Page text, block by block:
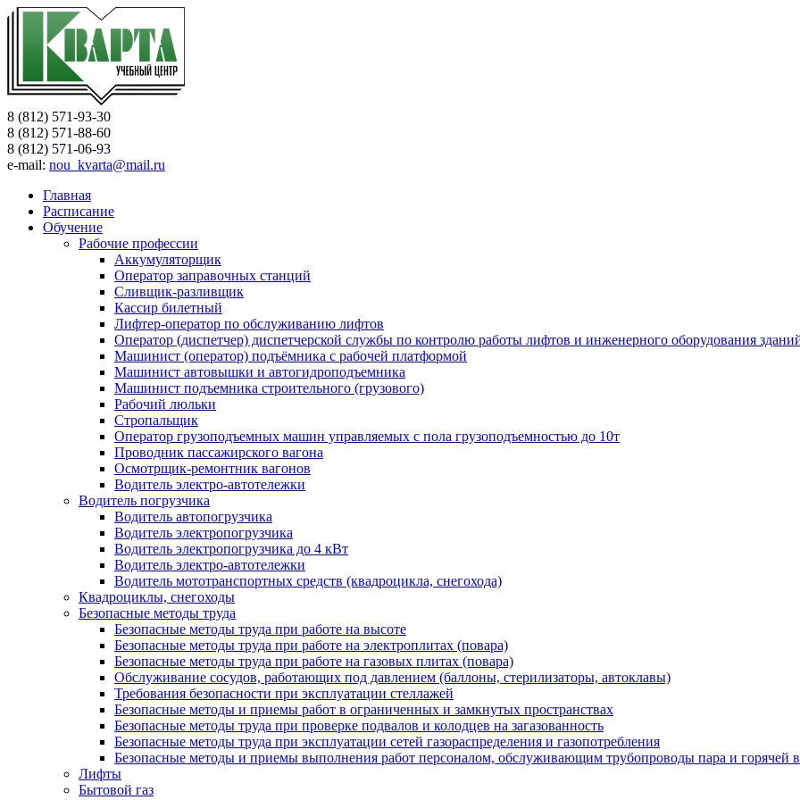
8 (812) 571-93-30
8 (812) 571-88-60
8 (812) 571-06-93
e-mail: nou_kvarta@mail.ru
Главная
Расписание
Обучение
Рабочие профессии
Аккумуляторщик
Оператор заправочных станций
Сливщик-разливщик
Кассир билетный
Лифтер-оператор по обслуживанию лифтов
Оператор (диспетчер) диспетчерской службы по контролю работы лифтов и инженерного оборудования
Машинист (оператор) подъёмника с рабочей платформой
Машинист автовышки и автогидроподъемника
Машинист подъемника строительного (грузового)
Рабочий люльки
Стропальщик
Оператор грузоподъемных машин управляемых с пола грузоподъемностью до 10т
Проводник пассажирского вагона
Осмотрщик-ремонтник вагонов
Водитель электро-автотележки
Водитель погрузчика
Водитель автопогрузчика
Водитель электропогрузчика
Водитель электропогрузчика до 4 кВт
Водитель электро-автотележки
Водитель мототранспортных средств (квадроцикла, снегохода)
Квадроциклы, снегоходы
Безопасные методы труда
Безопасные методы труда при работе на высоте
Безопасные методы труда при работе на электроплитах (повара)
Безопасные методы труда при работе на газовых плитах (повара)
Обслуживание сосудов, работающих под давлением (баллоны, стерилизаторы, автоклавы)
Требования безопасности при эксплуатации стеллажей
Безопасные методы и приемы работ в ограниченных и замкнутых пространствах
Безопасные методы труда при проверке подвалов и колодцев на загазованность
Безопасные методы труда при эксплуатации сетей газораспределения и газопотребления
Безопасные методы и приемы выполнения работ персоналом, обслуживающим трубопроводы пара и горячей
Лифты
Бытовой газ